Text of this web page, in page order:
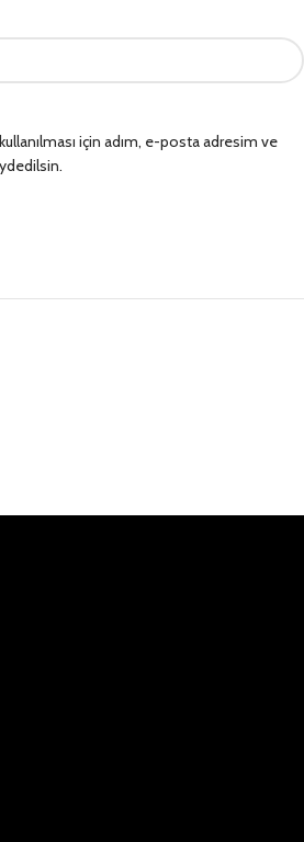
için adım, e-posta adresim ve